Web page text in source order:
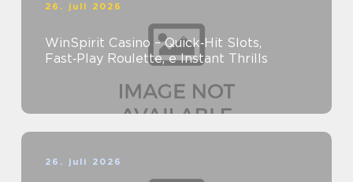
26. juli 2026
WinSpirit Casino – Quick‑Hit Slots,
Fast‑Play Roulette, e Instant Thrills
26. juli 2026